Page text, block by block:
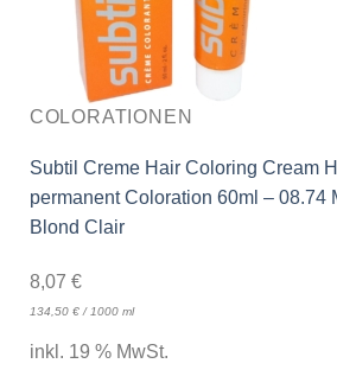
COLORATIONEN
Subtil Creme Hair Coloring Cream
permanent Coloration 60ml – 08.74
Blond Clair
8,07 €
134,50 €/ 1000 ml
inkl. 19 % MwSt.